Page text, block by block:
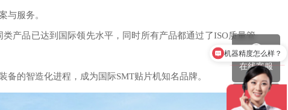
与服务。
产品已达到国际领先水平，同时所有产品都通过了ISO质量管
的智造化进程，成为国际SMT贴片机知名品牌。
在线客服
机器精度怎么样？